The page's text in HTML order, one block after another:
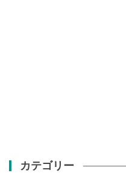
カテゴリー